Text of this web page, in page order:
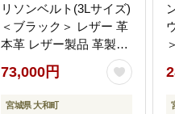
リソンベルト(3Lサイズ)
＜ブラック＞ レザー 革
本革 レザー製品 革製品
本格 ギフト 名入れ 日本
製 手縫い ハンドメイド
ファッション メンズ 小
73,000円
宮城県 大和町